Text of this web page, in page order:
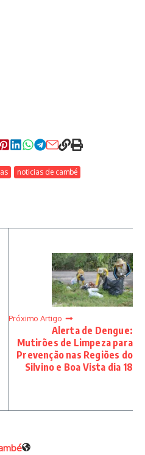
noticias de cambé
Próximo Artigo
Alerta de Dengue:
Mutirões de Limpeza para
Prevenção nas Regiões do
Silvino e Boa Vista dia 18